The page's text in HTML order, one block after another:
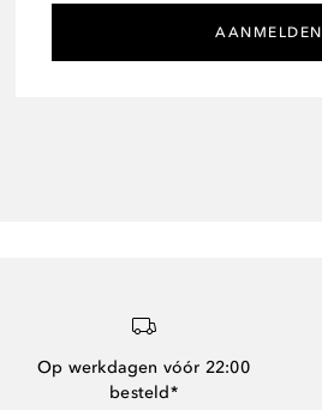
AANMELDEN
Op werkdagen vóór 22:00
besteld*